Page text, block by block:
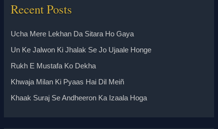
Recent Posts
Ucha Mere Lekhan Da Sitara Ho Gaya
Un Ke Jalwon Ki Jhalak Se Jo Ujaale Honge
Rukh E Mustafa Ko Dekha
Khwaja Milan Ki Pyaas Hai Dil Meiñ
Khaak Suraj Se Andheeron Ka Izaala Hoga